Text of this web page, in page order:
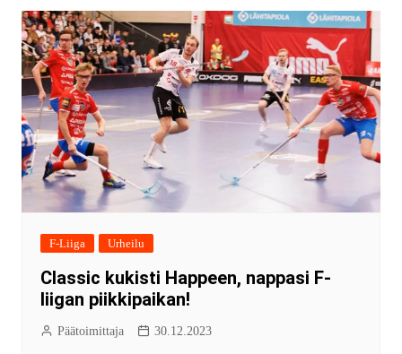
F-Liiga Urheilu
Classic kukisti Happeen, nappasi F-
liigan piikkipaikan!
Päätoimittaja 30.12.2023